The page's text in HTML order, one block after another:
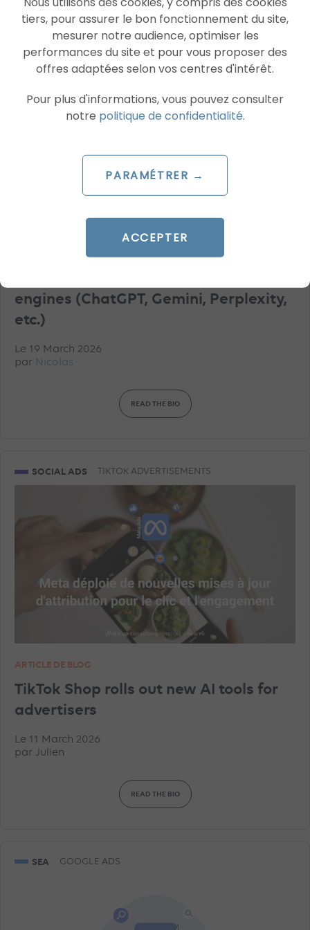
ARTICLE DE BLOG
engines (ChatGPT, Gemini, Perplexity,
etc.)
Le 19 March 2026
par Nicolas
READ THE BIO
SOCIAL ADS TIKTOK ADVERTISEMENTS
ARTICLE DE BLOG
TikTok Shop rolls out new AI tools for
advertisers
Le 11 March 2026
par Julien
READ THE BIO
SEA GOOGLE ADS
tiers, pour assurer le bon fonctionnement du site,
mesurer notre audience, optimiser les
performances du site et pour vous proposer des
offres adaptées selon vos centres d'intérêt.
Pour plus d'informations, vous pouvez consulter
notre politique de confidentialité.
PARAMÉTRER →
ACCEPTER